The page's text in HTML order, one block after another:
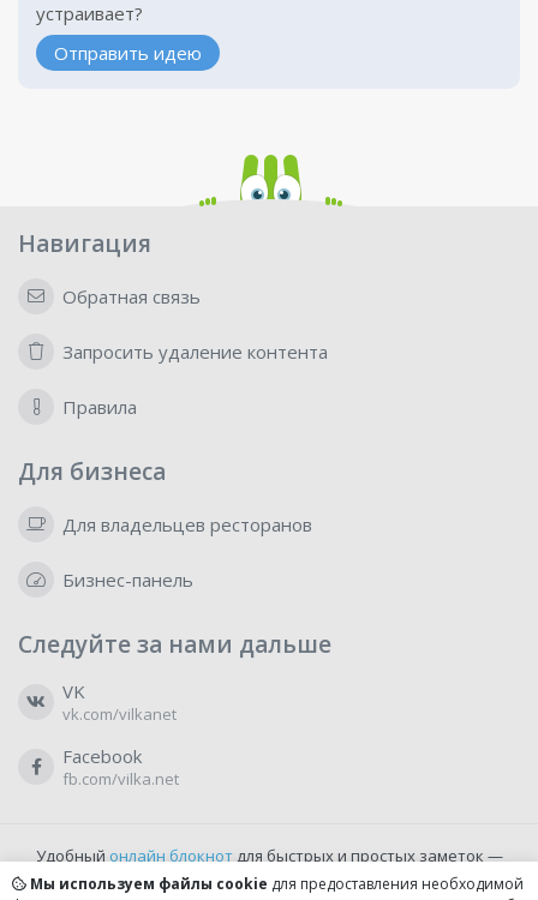
устраивает?
Отправить идею
Навигация
Обратная связь
Запросить удаление контента
Правила
Для бизнеса
Для владельцев ресторанов
Бизнес-панель
Следуйте за нами дальше
VK
vk.com/vilkanet
Facebook
fb.com/vilka.net
Удобный онлайн блокнотдля быстрых и простых заметок —
бесплатно и доступно прямо из браузера.
Мы используем файлы cookie для предоставления необходимой